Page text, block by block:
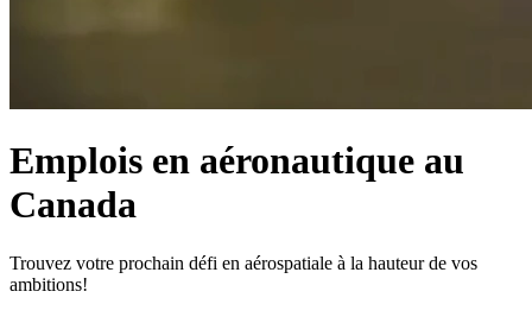
Emplois en aéronautique au
Canada
Trouvez votre prochain défi en aérospatiale à la hauteur de vos
ambitions!